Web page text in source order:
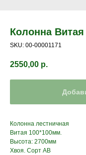
Колонна
SKU: 00-00001171
2550,00 р.
Колонна лестничная
Витая 100*100мм.
Высота: 2700мм
Хвоя. Сорт АВ